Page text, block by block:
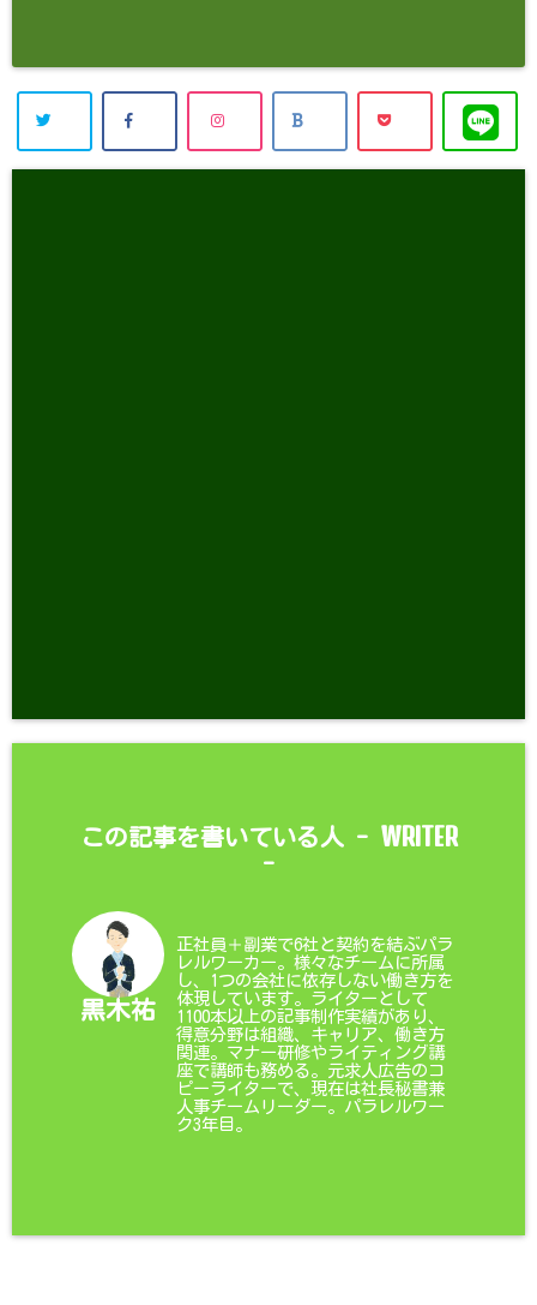
この記事を書いている人 - WRITER
-
黒木祐
正社員＋副業で6社と契約を結ぶパラ
レルワーカー。様々なチームに所属
し、1つの会社に依存しない働き方を
体現しています。ライターとして
1100本以上の記事制作実績があり、
得意分野は組織、キャリア、働き方
関連。マナー研修やライティング講
座で講師も務める。元求人広告のコ
ピーライターで、現在は社長秘書兼
人事チームリーダー。パラレルワー
ク3年目。